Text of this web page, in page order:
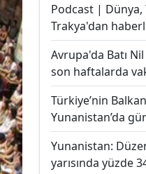
Podcast | Dünya,
Trakya'dan
Avrupa'da Batı
son haftalarda
Türkiye’nin
Yunanistan’da
Yunanistan:
yarısında yüzde